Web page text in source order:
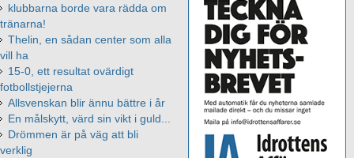
klubbarna borde vara rädda om
tränarna!
Thelin, en sådan center som alla
vill ha
15-0, ett resultat ovärdigt
fotbollstjejerna
Allsvenskan blir ännu bättre i år
En målskytt, värd sin vikt i guld...
Drömmen är på väg att bli
verklig